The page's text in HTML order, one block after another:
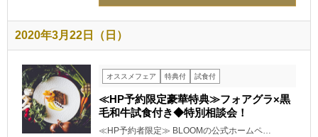
2020年3月22日（日）
オススメフェア 特典付 試食付
≪HP予約限定豪華特典≫フォアグラ×黒
毛和牛試食付き◆特別相談会！
≪HP予約者限定≫ BLOOMの公式ホームペ…